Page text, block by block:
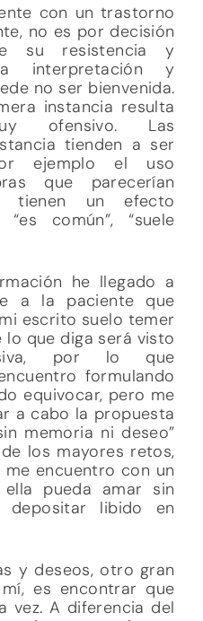
con un trastorno
no es por decisión
su resistencia y
interpretación y
no ser bienvenida.
instancia resulta
ofensivo. Las
tienden a ser
ejemplo el uso
que parecerían
tienen un efecto
común”, “suele
he llegado a
a la paciente que
escrito suelo temer
lo que diga será visto
por lo que
formulando
equivocar, pero me
a cabo la propuesta
memoria ni deseo”
los mayores retos,
encuentro con un
pueda amar sin
depositar libido en
y deseos, otro gran
es encontrar que
vez. A diferencia del